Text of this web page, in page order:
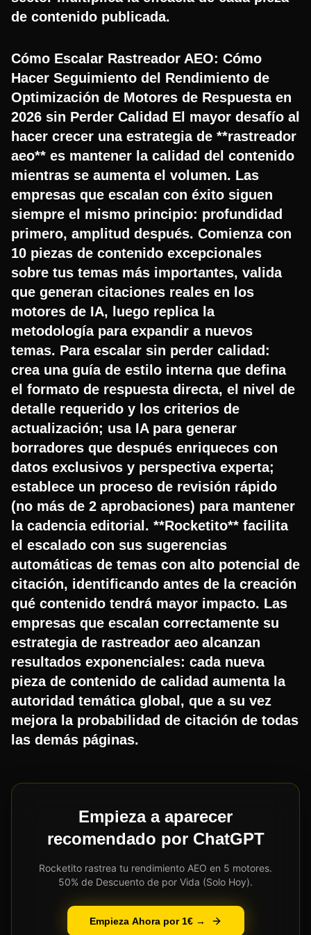
de contenido publicada.
Cómo Escalar Rastreador AEO: Cómo
Hacer Seguimiento del Rendimiento de
Optimización de Motores de Respuesta en
2026 sin Perder Calidad El mayor desafío al
hacer crecer una estrategia de **rastreador
aeo** es mantener la calidad del contenido
mientras se aumenta el volumen. Las
empresas que escalan con éxito siguen
siempre el mismo principio: profundidad
primero, amplitud después. Comienza con
10 piezas de contenido excepcionales
sobre tus temas más importantes, valida
que generan citaciones reales en los
motores de IA, luego replica la
metodología para expandir a nuevos
temas. Para escalar sin perder calidad:
crea una guía de estilo interna que defina
el formato de respuesta directa, el nivel de
detalle requerido y los criterios de
actualización; usa IA para generar
borradores que después enriqueces con
datos exclusivos y perspectiva experta;
establece un proceso de revisión rápido
(no más de 2 aprobaciones) para mantener
la cadencia editorial. **Rocketito** facilita
el escalado con sus sugerencias
automáticas de temas con alto potencial de
citación, identificando antes de la creación
qué contenido tendrá mayor impacto. Las
empresas que escalan correctamente su
estrategia de rastreador aeo alcanzan
resultados exponenciales: cada nueva
pieza de contenido de calidad aumenta la
autoridad temática global, que a su vez
mejora la probabilidad de citación de todas
las demás páginas.
Empieza a aparecer
recomendado por ChatGPT
Rocketito rastrea tu rendimiento AEO en 5 motores.
50% de Descuento de por Vida (Solo Hoy).
Empieza Ahora por 1€ →